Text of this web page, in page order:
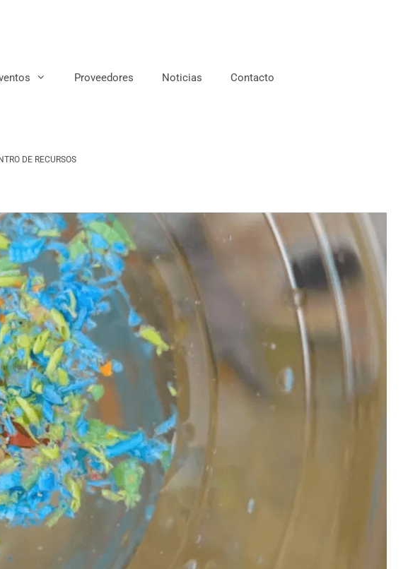
Proveedores Noticias Contacto
DE RECURSOS